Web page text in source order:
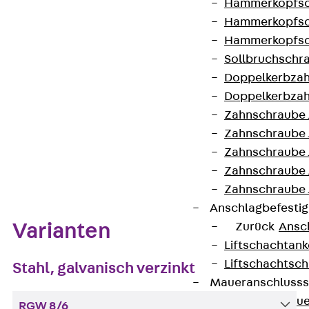
Zahnschraube
Zahnschraube
Zahnschraube
Zahnschraube
Zahnschraube
Zurück
Varianten
Stahl, galvanisch verzinkt
RGW 8/6